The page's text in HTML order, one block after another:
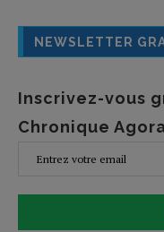
NEWSLETTER
Inscrivez-vous
Chronique